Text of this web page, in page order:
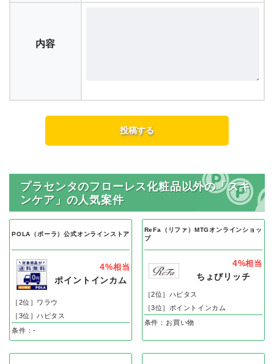
内容
プラセンタのフローレス化粧品以外の「スキ
ンケア」の人気案件
POLA（ポーラ）公式オンラインストア
4%相当
ポイントインカム
［2位］ワラウ
［3位］ハピタス
条件：-
ReFa（リファ）MTGオンラインショッ
プ
4%相当
ちょびリッチ
［2位］ハピタス
［3位］ポイントインカム
条件：お買い物